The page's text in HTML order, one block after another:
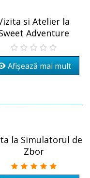
si Atelier la
Adventure
Afișează mai mult
la Simulatorul de
Zbor